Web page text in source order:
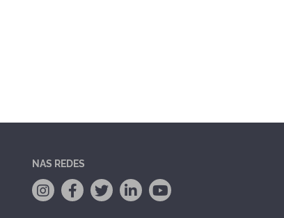
NAS REDES